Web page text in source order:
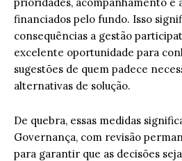
financiados pelo fundo. Isso
consequências a gestão
excelente oportunidade para
sugestões de quem padece
alternativas de solução.
De quebra, essas medidas
Governança, com revisão
para garantir que as decisões